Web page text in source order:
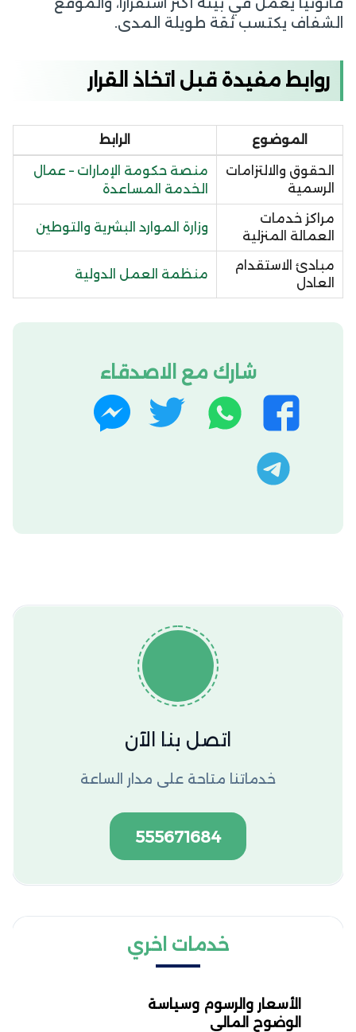
الشفاف يكتسب ثقة طويلة المدى.
روابط مفيدة قبل اتخاذ القرار
الموضوع الرابط
الحقوق والالتزامات
الرسمية
منصة حكومة الإمارات – عمال
الخدمة المساعدة
مراكز خدمات
العمالة المنزلية
وزارة الموارد البشرية والتوطين
مبادئ الاستقدام
العادل
منظمة العمل الدولية
شارك مع الاصدقاء
س
ب
ك
ب
ر
ج
م
اتصل بنا الآن
خدماتنا متاحة على مدار الساعة
555671684
خدمات اخري
الأسعار والرسوم وسياسة
الوضوح المالي